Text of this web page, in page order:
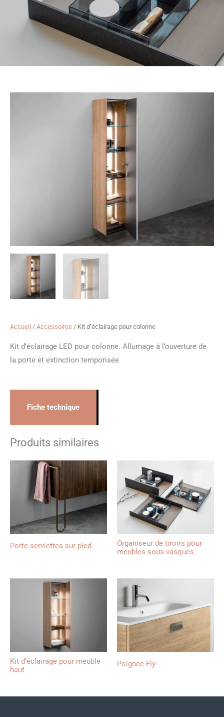
Accueil / Accessoires / Kit d’éclairage pour colonne
Kit d’éclairage LED pour colonne. Allumage à l’ouverture de
la porte et extinction temporisée
Fiche technique
Produits similaires
Porte-serviettes sur pied
Organiseur de tiroirs pour
meubles sous vasques
Kit d’éclairage pour meuble
haut
Poignée Fly